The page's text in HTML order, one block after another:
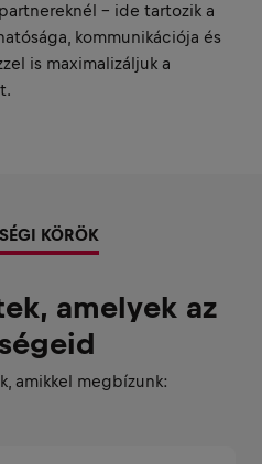
– ide tartozik a
kommunikációja és
is maximalizáljuk a
KÖRÖK
amelyek az
amikkel megbízunk: